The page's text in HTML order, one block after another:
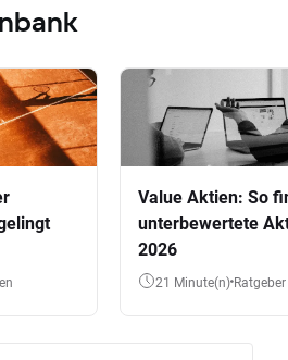
Value Aktien: So
unterbewertete
2026
21 Minute(n) Ratgeber